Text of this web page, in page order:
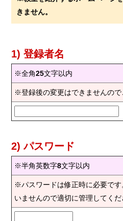
きません。
1) 登録者名
※全角25文字以内
※登録後の変更はできませんので
2) パスワード
※半角英数字8文字以内
※パスワードは修正時に必要で
いませんので適切に管理してくだ